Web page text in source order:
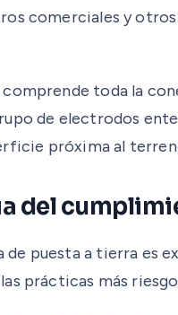
comerciales y
comprende toda la
de electrodos
próxima al
del
de puesta a tierra es
prácticas más